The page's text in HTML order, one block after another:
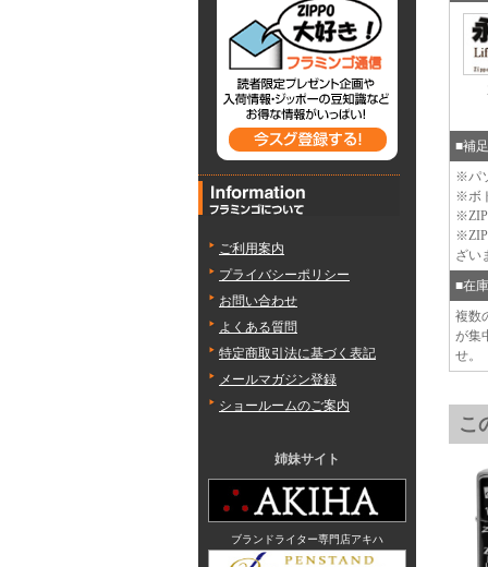
■補足
※パ
※ボ
ざい
■在
複数
が集
せ。
こ
ご利用案内
プライバシーポリシー
お問い合わせ
よくある質問
特定商取引法に基づく表記
メールマガジン登録
ショールームのご案内
姉妹サイト
ブランドライター専門店アキハ